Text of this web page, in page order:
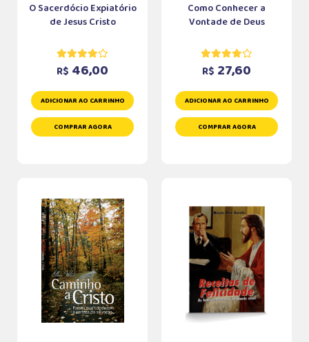
O Sacerdócio Expiatório
de Jesus Cristo
R$ 46,00
ADICIONAR AO CARRINHO
COMPRAR AGORA
Como Conhecer a
Vontade de Deus
R$ 27,60
ADICIONAR AO CARRINHO
COMPRAR AGORA